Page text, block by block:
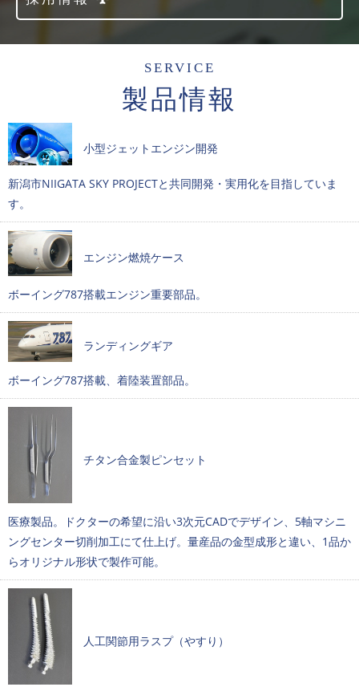
SERVICE
製品情報
小型ジェットエンジン開発
新潟市NIIGATA SKY PROJECTと共同開発・実用化を目指していま
す。
エンジン燃焼ケース
ボーイング787搭載エンジン重要部品。
ランディングギア
ボーイング787搭載、着陸装置部品。
チタン合金製ピンセット
医療製品。ドクターの希望に沿い3次元CADでデザイン、5軸マシニ
ングセンター切削加工にて仕上げ。量産品の金型成形と違い、1品か
らオリジナル形状で製作可能。
人工関節用ラスプ（やすり）